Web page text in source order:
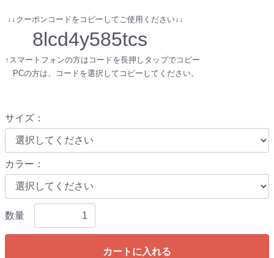
↓↓クーポンコードをコピーしてご使用ください↓↓
8lcd4y585tcs
↑スマートフォンの方はコードを長押しタップでコピー
PCの方は、コードを選択してコピーしてください。
サイズ ：
カラー ：
数量
カートに入れる